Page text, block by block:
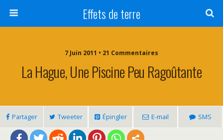
Effets de terre
7 Juin 2011 • 21 Commentaires
La Hague, Une Piscine Peu Ragoûtante
Partager Tweeter Épingler E-mail SMS